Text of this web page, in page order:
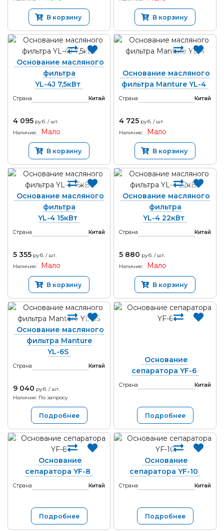
В корзину В корзину
Основание масляного
фильтра
YL-4J 7,5кВт
Страна Китай
4 095 руб. / шт.
Наличие:
Мало
В корзину
Основание масляного
фильтра Manture YL-4
Страна Китай
4 725 руб. / шт.
Наличие:
Мало
В корзину
Основание масляного
фильтра
YL-4 15кВт
Страна Китай
5 355 руб. / шт.
Наличие:
Мало
В корзину
Основание масляного
фильтра
YL-4 22кВт
Страна Китай
5 880 руб. / шт.
Наличие:
Мало
В корзину
Основание масляного
фильтра Manture
YL-6S
Страна Китай
9 040 руб. / шт.
Наличие: По запросу
Подробнее
Основание
сепаратора YF-6
Страна Китай
Подробнее
Основание
сепаратора YF-8
Страна Китай
Подробнее
Основание
сепаратора YF-10
Страна Китай
Подробнее